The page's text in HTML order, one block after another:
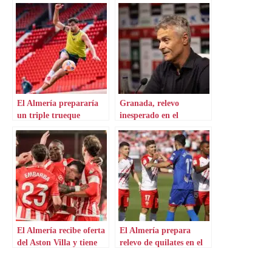
El Almería prepararía
un triple trueque
Granada, relevo
inesperado en el
El Almería recibe oferta
del Aston Villa y tiene
El Almería prepara
relevo de quilates en el